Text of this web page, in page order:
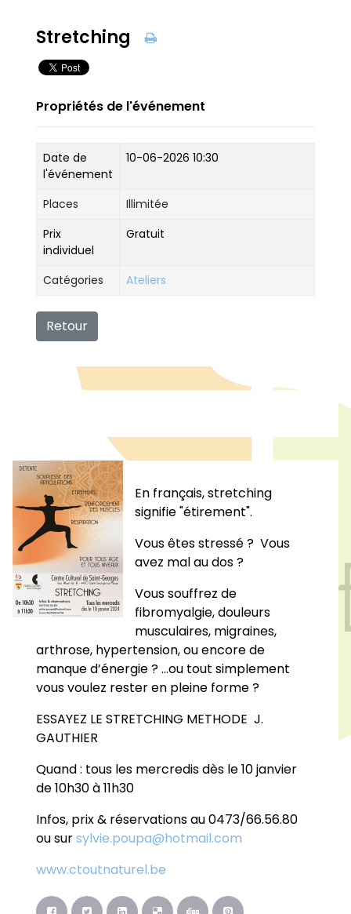
En français, stretching
signifie"étirement".
Vous êtes stressé ? Vous
avez mal au dos ?
Vous souffrez de
fibromyalgie, douleurs
musculaires, migraines,
arthrose, hypertension, ou encore de
manque d’énergie ? ...ou tout simplement
vous voulez rester en pleine forme ?
ESSAYEZ LE STRETCHING METHODE J.
GAUTHIER
Quand : tous les mercredis dès le 10 janvier
de 10h30 à 11h30
Infos, prix & réservations au 0473/66.56.80
ou sursylvie.poupa@hotmail.com
www.ctoutnaturel.be
Stretching
Propriétés de l'événement
Date de
l'événement
10-06-2026 10:30
Places
Illimitée
Prix
individuel
Gratuit
Catégories Ateliers
Retour